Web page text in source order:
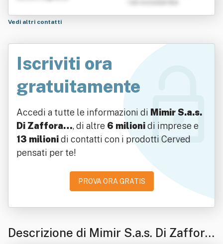
Vedi altri contatti
Iscriviti ora
gratuitamente
Accedi a tutte le informazioni di Mimir S.a.s.
Di Zaffora…, di altre 6 milionidi imprese e
13 milionidi contatti con i prodotti Cerved
pensati per te!
PROVA ORA GRATIS
Descrizione di Mimir S.a.s. Di Zaffora